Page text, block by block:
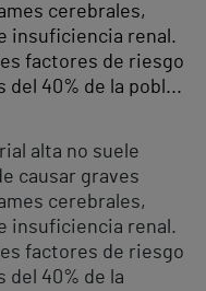
cerebrales,
insuficiencia renal.
factores de riesgo
del 40% de la pobl...
alta no suele
causar graves
cerebrales,
insuficiencia renal.
factores de riesgo
del 40% de la